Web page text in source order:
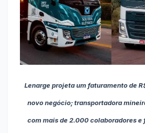
Lenarge projeta um faturamento de
novo negócio; transportadora
com mais de 2.000 colaboradores e